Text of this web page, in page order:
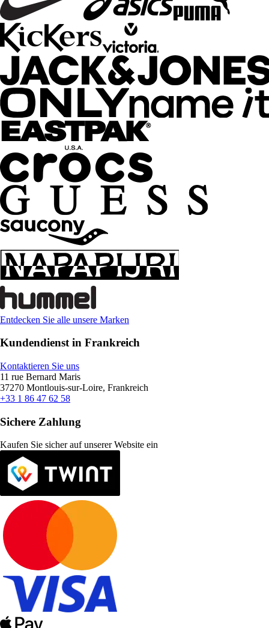
Entdecken Sie alle unsere Marken
Kundendienst in Frankreich
Kontaktieren Sie uns
11 rue Bernard Maris
37270 Montlouis-sur-Loire, Frankreich
+33 1 86 47 62 58
Sichere Zahlung
Kaufen Sie sicher auf unserer Website ein